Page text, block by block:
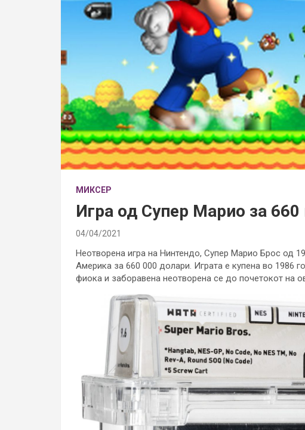
МИКСЕР
Игра од Супер Марио за 660
04/04/2021
Неотворена игра на Нинтендо, Супер Марио Брос од
Америка за 660 000 долари. Играта е купена во 1986
фиока и заборавена неотворена се до почетокот на